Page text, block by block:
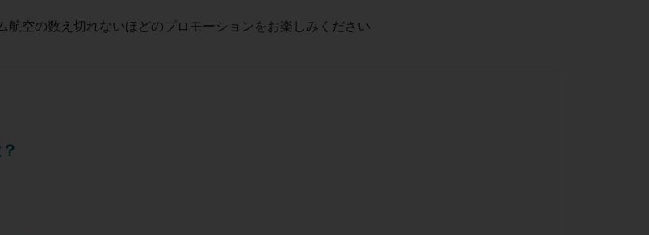
航空の数え切れないほどのプロモーションをお楽しみください